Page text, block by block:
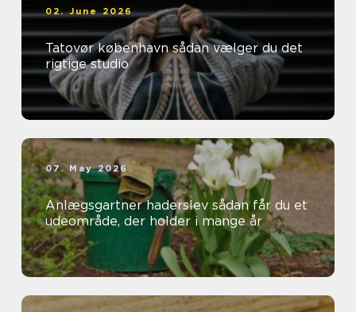
02. June 2026
Tatovør københavn sådan vælger du det
rigtige studio
07. May 2026
Anlægsgartner haderslev sådan får du et
udeområde, der holder i mange år